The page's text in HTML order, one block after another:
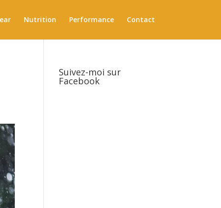
Nutrition Performance Contact
Suivez-moi sur
Facebook